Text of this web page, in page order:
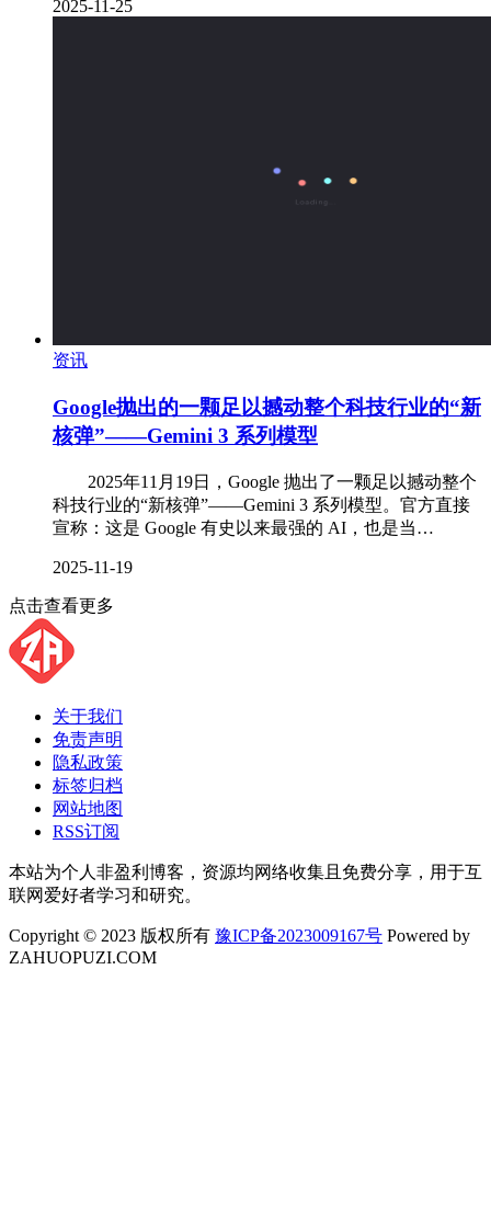
2025-11-25
资讯
Google抛出的一颗足以撼动整个科技行业的“新
核弹”——Gemini 3 系列模型
‌ 2025年11月19日，Google 抛出了一颗足以撼动整个
科技行业的“新核弹”——Gemini 3 系列模型。官方直接
宣称：这是 Google 有史以来最强的 AI，也是当…
2025-11-19
点击查看更多
关于我们
免责声明
隐私政策
标签归档
网站地图
RSS订阅
本站为个人非盈利博客，资源均网络收集且免费分享，用于互
联网爱好者学习和研究。
Copyright © 2023 版权所有 豫ICP备2023009167号 Powered by
ZAHUOPUZI.COM